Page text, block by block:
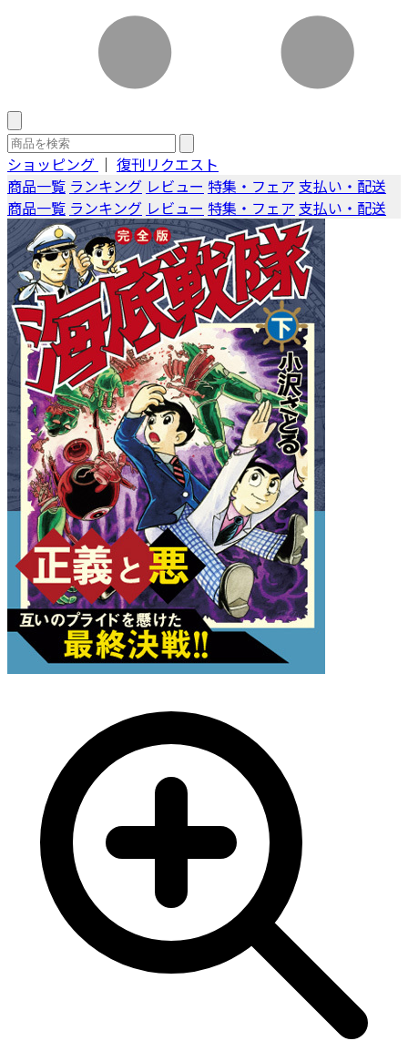
ショッピング ｜ 復刊リクエスト
商品一覧 ランキング レビュー 特集・フェア 支払い・配送
商品一覧 ランキング レビュー 特集・フェア 支払い・配送